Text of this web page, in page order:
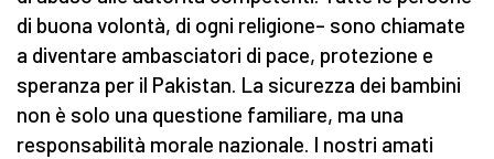
di buona volontà, di ogni religione– sono chiamate
a diventare ambasciatori di pace, protezione e
speranza per il Pakistan. La sicurezza dei bambini
non è solo una questione familiare, ma una
responsabilità morale nazionale. I nostri amati